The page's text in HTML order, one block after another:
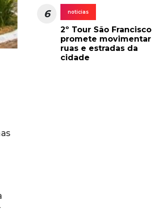
6 noticias
2º Tour São Francisco
promete movimentar
ruas e estradas da
cidade